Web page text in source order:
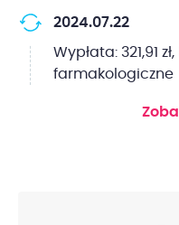
2024.07.22
Wypłata: 321,91
farmakologiczne